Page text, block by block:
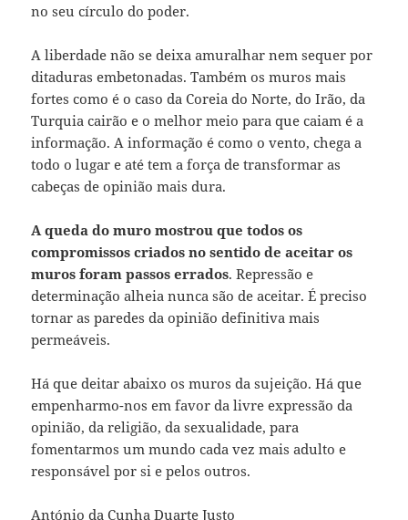
no seu círculo do poder.
A liberdade não se deixa amuralhar nem sequer por
ditaduras embetonadas. Também os muros mais
fortes como é o caso da Coreia do Norte, do Irão, da
Turquia cairão e o melhor meio para que caiam é a
informação. A informação é como o vento, chega a
todo o lugar e até tem a força de transformar as
cabeças de opinião mais dura.
A queda do muro mostrou que todos os
compromissos criados no sentido de aceitar os
muros foram passos errados. Repressão e
determinação alheia nunca são de aceitar. É preciso
tornar as paredes da opinião definitiva mais
permeáveis.
Há que deitar abaixo os muros da sujeição. Há que
empenharmo-nos em favor da livre expressão da
opinião, da religião, da sexualidade, para
fomentarmos um mundo cada vez mais adulto e
responsável por si e pelos outros.
António da Cunha Duarte Justo